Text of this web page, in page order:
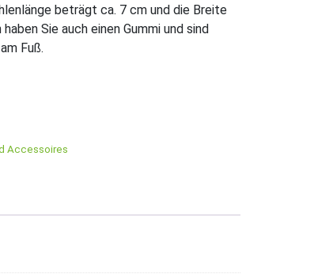
beträgt ca. 7 cm und die Breite
Sie auch einen Gummi und sind
Fuß.
Band Menge
Accessoires